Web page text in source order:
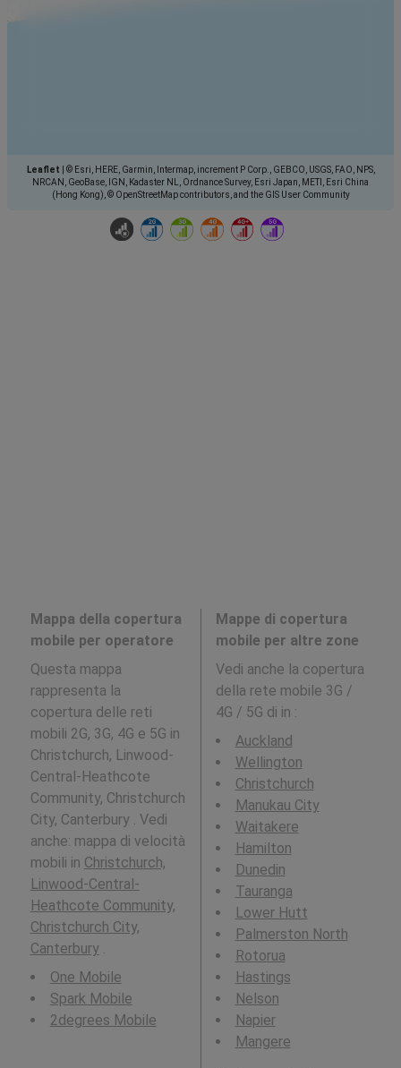
Leaflet
© Esri, HERE, Garmin, Intermap, increment P Corp., GEBCO, USGS, FAO, NPS,
NRCAN, GeoBase, IGN, Kadaster NL, Ordnance Survey, Esri Japan, METI, Esri China
(Hong Kong), © OpenStreetMap contributors, and the GIS User Community
Mappa della copertura
mobile per operatore
Questa mappa
rappresenta la
copertura delle reti
mobili 2G, 3G, 4G e 5G in
Christchurch, Linwood-
Central-Heathcote
Community, Christchurch
City, Canterbury . Vedi
anche: mappa di velocità
mobili in Christchurch,
Linwood-Central-
Heathcote Community,
Christchurch City,
Canterbury.
One Mobile
Spark Mobile
2degrees Mobile
Mappe di copertura
mobile per altre zone
Vedi anche la copertura
della rete mobile 3G /
4G / 5G di in :
Auckland
Wellington
Christchurch
Manukau City
Waitakere
Hamilton
Dunedin
Tauranga
Lower Hutt
Palmerston North
Rotorua
Hastings
Nelson
Napier
Mangere